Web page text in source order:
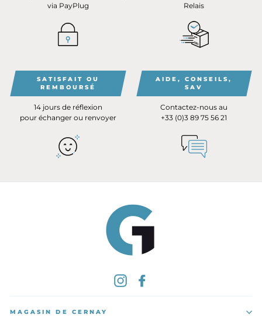
via PayPlug
Relais
SATISFAIT OU
REMBOURSÉ
14 jours de réflexion
pour échanger ou renvoyer
AIDE, CONSEILS,
SAV
Contactez-nous au
+33 (0)3 89 75 56 21
Instagram
MAGASIN DE CERNAY